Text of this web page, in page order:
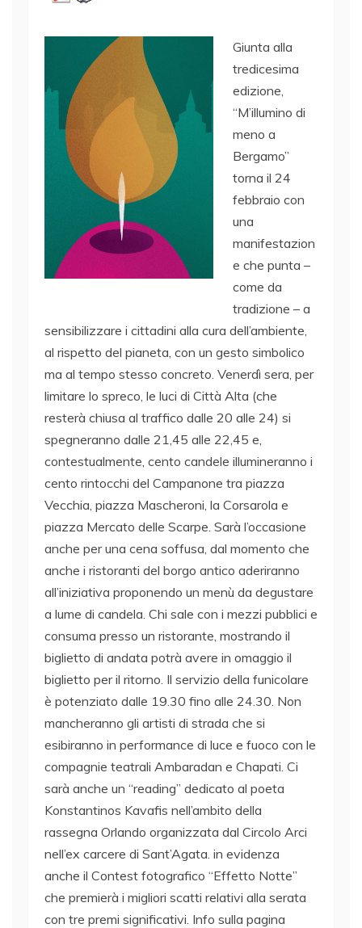
Giunta alla
tredicesima
edizione,
“M’illumino di
meno a
Bergamo”
torna il 24
febbraio con
una
manifestazion
e che punta –
come da
tradizione – a
sensibilizzare i cittadini alla cura dell’ambiente,
al rispetto del pianeta, con un gesto simbolico
ma al tempo stesso concreto. Venerdì sera, per
limitare lo spreco, le luci di Città Alta (che
resterà chiusa al traffico dalle 20 alle 24) si
spegneranno dalle 21,45 alle 22,45 e,
contestualmente, cento candele illumineranno i
cento rintocchi del Campanone tra piazza
Vecchia, piazza Mascheroni, la Corsarola e
piazza Mercato delle Scarpe. Sarà l’occasione
anche per una cena soffusa, dal momento che
anche i ristoranti del borgo antico aderiranno
all’iniziativa proponendo un menù da degustare
a lume di candela. Chi sale con i mezzi pubblici e
consuma presso un ristorante, mostrando il
biglietto di andata potrà avere in omaggio il
biglietto per il ritorno. Il servizio della funicolare
è potenziato dalle 19.30 fino alle 24.30. Non
mancheranno gli artisti di strada che si
esibiranno in performance di luce e fuoco con le
compagnie teatrali Ambaradan e Chapati. Ci
sarà anche un “reading” dedicato al poeta
Konstantinos Kavafis nell’ambito della
rassegna Orlando organizzata dal Circolo Arci
nell’ex carcere di Sant’Agata. in evidenza
anche il Contest fotografico “Effetto Notte”
che premierà i migliori scatti relativi alla serata
con tre premi significativi. Info sulla pagina